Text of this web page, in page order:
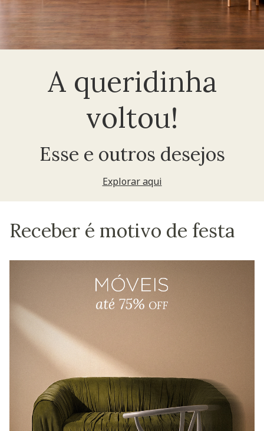
A queridinha
voltou!
Esse e outros desejos
Explorar aqui
Receber é motivo de festa